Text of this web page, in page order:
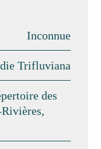
Inconnue
Trifluviana
des